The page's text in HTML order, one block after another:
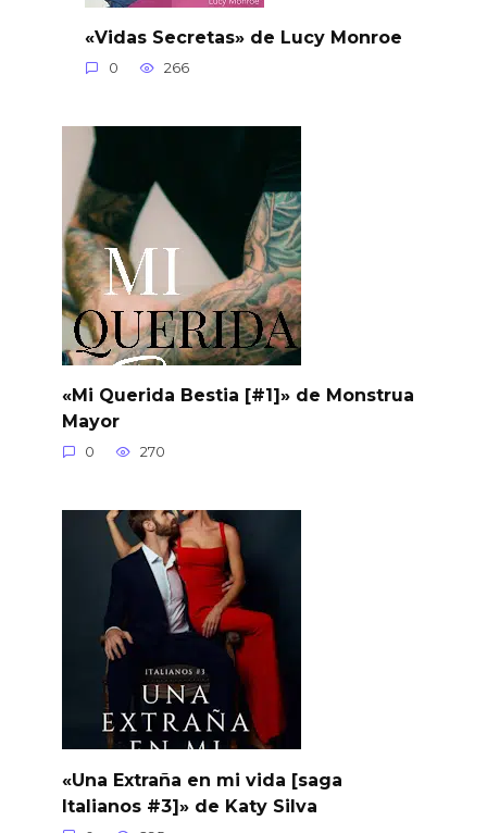
«Vidas Secretas» de Lucy Monroe
0 266
«Mi Querida Bestia [#1]» de Monstrua
Mayor
0 270
«Una Extraña en mi vida [saga
Italianos #3]» de Katy Silva